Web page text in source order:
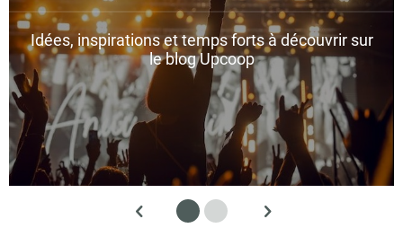
Idées, inspirations et temps forts à découvrir sur
le blog Upcoop